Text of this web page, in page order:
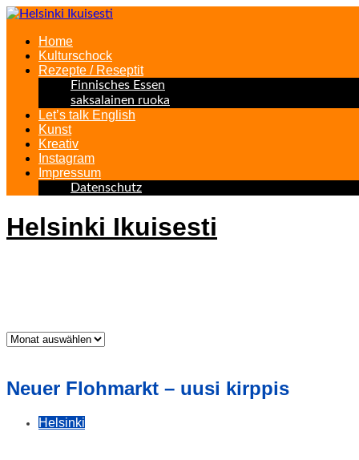
Home
Kulturschock
Rezepte / Reseptit
Finnisches Essen
saksalainen ruoka
Let’s talk English
Kunst
Kreativ
Instagram
Impressum
Datenschutz
Helsinki Ikuisesti
Was
Neuer Flohmarkt – uusi kirppis
Helsinki